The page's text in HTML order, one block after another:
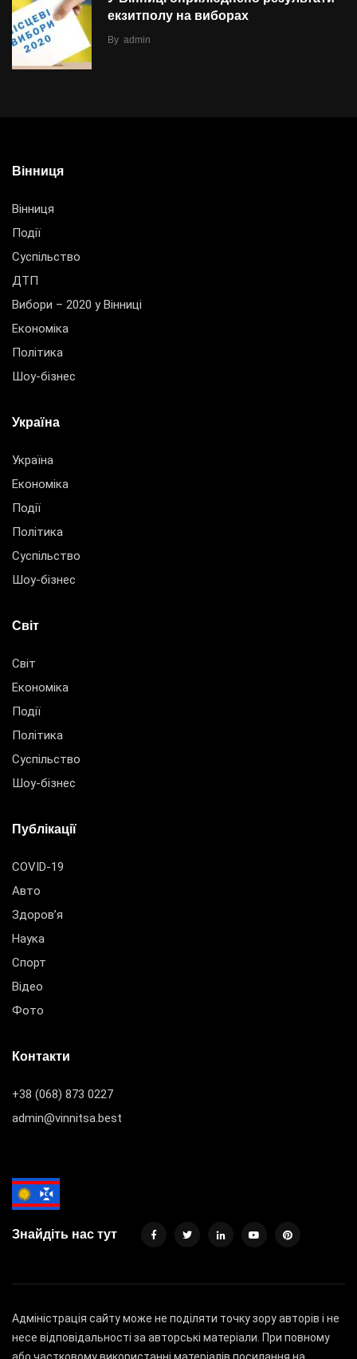
екзитполу на виборах
By admin
Вінниця
Вінниця
Події
Суспільство
ДТП
Вибори – 2020 у Вінниці
Економіка
Політика
Шоу-бізнес
Україна
Україна
Економіка
Події
Політика
Суспільство
Шоу-бізнес
Світ
Світ
Економіка
Події
Політика
Суспільство
Шоу-бізнес
Публікації
COVID-19
Авто
Здоров’я
Наука
Спорт
Відео
Фото
Контакти
+38 (068) 873 0227
admin@vinnitsa.best
Знайдіть нас тут
Адміністрація сайту може не поділяти точку зору авторів і не
несе відповідальності за авторські матеріали. При повному